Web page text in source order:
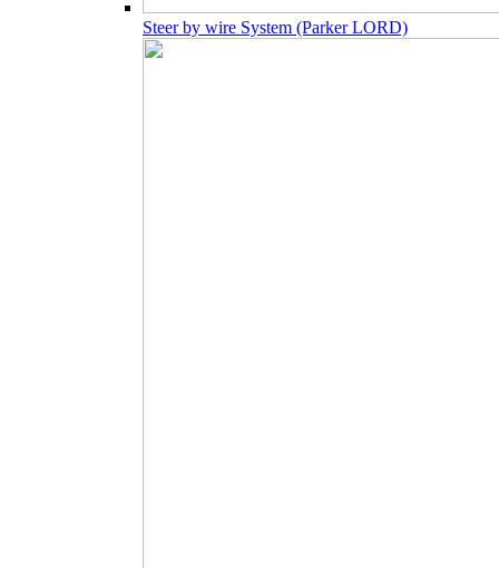
Steer by wire System (Parker LORD)